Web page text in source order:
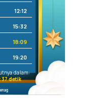
12:12
15:32
18:09
19:20
dalam:
37 detik